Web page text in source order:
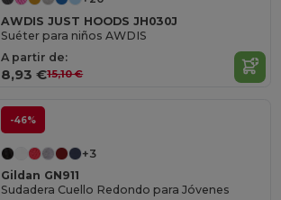
AWDIS JUST HOODS JH030J
Suéter para niños AWDIS
A partir de:
8,93 €15,10 €
-46%
+3
Gildan GN911
Sudadera Cuello Redondo para Jóvenes